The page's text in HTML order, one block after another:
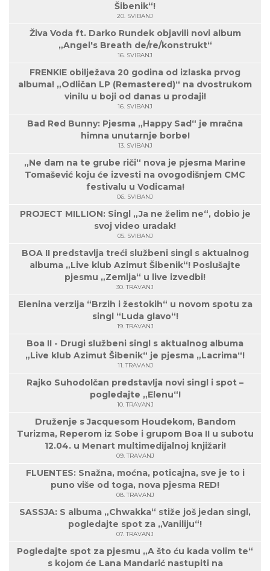
Šibenik“!
20. SVIBANJ
Živa Voda ft. Darko Rundek objavili novi album
„Angel's Breath de/re/konstrukt“
16. SVIBANJ
FRENKIE obilježava 20 godina od izlaska prvog
albuma! „Odličan LP (Remastered)“ na dvostrukom
vinilu u boji od danas u prodaji!
16. SVIBANJ
Bad Red Bunny: Pjesma „Happy Sad“ je mračna
himna unutarnje borbe!
13. SVIBANJ
„Ne dam na te grube riči“ nova je pjesma Marine
Tomašević koju će izvesti na ovogodišnjem CMC
festivalu u Vodicama!
06. SVIBANJ
PROJECT MILLION: Singl „Ja ne želim ne“, dobio je
svoj video uradak!
05. SVIBANJ
BOA II predstavlja treći službeni singl s aktualnog
albuma „Live klub Azimut Šibenik“! Poslušajte
pjesmu „Zemlja“ u live izvedbi!
30. TRAVANJ
Elenina verzija “Brzih i žestokih“ u novom spotu za
singl “Luda glavo“!
19. TRAVANJ
Boa II - Drugi službeni singl s aktualnog albuma
„Live klub Azimut Šibenik“ je pjesma „Lacrima“!
11. TRAVANJ
Rajko Suhodolčan predstavlja novi singl i spot –
pogledajte „Elenu“!
10. TRAVANJ
Druženje s Jacquesom Houdekom, Bandom
Turizma, Reperom iz Sobe i grupom Boa II u subotu
12.04. u Menart multimedijalnoj knjižari!
09. TRAVANJ
FLUENTES: Snažna, moćna, poticajna, sve je to i
puno više od toga, nova pjesma RED!
08. TRAVANJ
SASSJA: S albuma „Chwakka“ stiže još jedan singl,
pogledajte spot za „Vaniliju“!
07. TRAVANJ
Pogledajte spot za pjesmu „A što ću kada volim te“
s kojom će Lana Mandarić nastupiti na